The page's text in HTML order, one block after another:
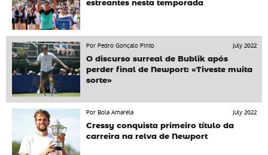
estreantes nesta temporada
Por Pedro Gonçalo Pinto
July 2022
O discurso surreal de Bublik após
perder final de Newport: «Tiveste muita
sorte»
Por Bola Amarela
July 2022
Cressy conquista primeiro título da
carreira na relva de Newport